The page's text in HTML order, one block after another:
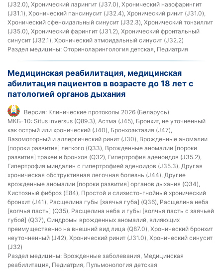
(J32.0), Хронический ларингит (J37.0), Хронический назофарингит
(J31.1), Хронический пансинусит (J32.4), Хронический ринит (J31.0),
Хронический сфеноидальный синусит (J32.3), Хронический тонзиллит
(J35.0), Хронический фарингит (J31.2), Хронический фронтальный
синусит (J32.1), Хронический этмоидальный синусит (J32.2)
Раздел медицины: Оториноларингология детская, Педиатрия
Медицинская реабилитация, медицинская
абилитация пациентов в возрасте до 18 лет с
патологией органов дыхания
Версия: Клинические протоколы 2026 (Беларусь)
МКБ-10: Situs inversus (Q89.3), Астма (J45), Бронхит, не уточненный
как острый или хронический (J40), Бронхоэктазия (J47),
Вазомоторный и аллергический ринит (J30), Врожденные аномалии
[пороки развития] легкого (Q33), Врожденные аномалии [пороки
развития] трахеи и бронхов (Q32), Гипертрофия аденоидов (J35.2),
Гипертрофия миндалин с гипертрофией аденоидов (J35.3), Другая
хроническая обструктивная легочная болезнь (J44), Другие
врожденные аномалии [пороки развития] органов дыхания (Q34),
Кистозный фиброз (E84), Простой и слизисто-гнойный хронический
бронхит (J41), Расщелина губы [заячья губа] (Q36), Расщелина неба
[волчья пасть] (Q35), Расщелина неба и губы [волчья пасть с заячьей
губой] (Q37), Синдромы врожденных аномалий, влияющих
преимущественно на внешний вид лица (Q87.0), Хронический бронхит
неуточненный (J42), Хронический ринит (J31.0), Хронический синусит
(J32)
Раздел медицины: Врожденные заболевания, Медицинская
реабилитация, Педиатрия, Пульмонология детская